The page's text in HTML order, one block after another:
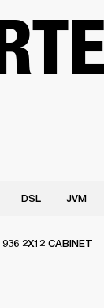
DSL JVM
2X12 CABINET